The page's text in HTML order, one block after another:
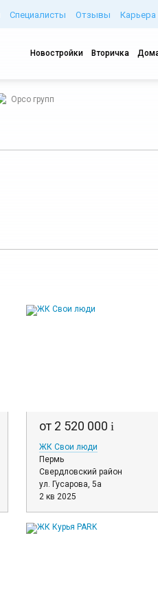
Специалисты Отзывы Карьера
Новостройки Вторичка
Орсо групп
от 2 520 000 i
ЖК Свои люди
Пермь
Свердловский район
ул. Гусарова, 5а
2 кв 2025